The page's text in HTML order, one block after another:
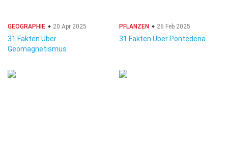
GEOGRAPHIE 20 Apr 2025
31 Fakten Über
Geomagnetismus
PFLANZEN 26 Feb 2025
31 Fakten Über Pontederia